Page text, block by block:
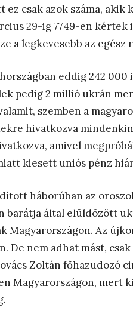
ez csak azok száma,
29-ig 7749-en
a legkevesebb az egész
eddig 242
pedig 2 millió ukrán
szemben a
hivatkozva
amivel
kiesett uniós pénz
háborúban az
barátja által elüldözött
Magyarországon. Az
De nem adhat mást,
Zoltán főhazudozó
Magyarországon, mert